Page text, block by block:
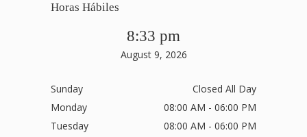
Horas Hábiles
8:33 pm
August 9, 2026
Sunday
Closed All Day
Monday
08:00 AM - 06:00 PM
Tuesday
08:00 AM - 06:00 PM